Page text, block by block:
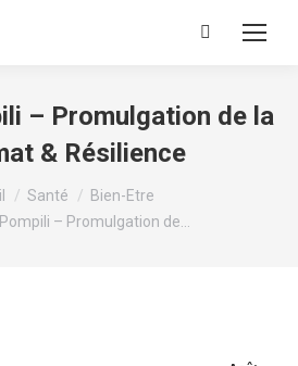
Recherche
– Promulgation de la
& Résilience
Santé
Bien-Etre
– Promulgation de…